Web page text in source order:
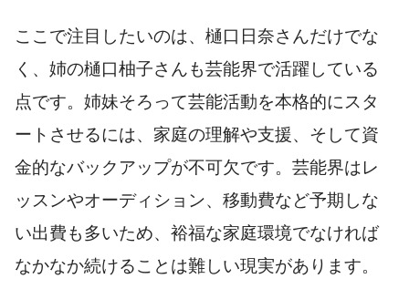
ここで注目したいのは、樋口日奈さんだけでな
く、姉の樋口柚子さんも芸能界で活躍している
点です。姉妹そろって芸能活動を本格的にスタ
ートさせるには、家庭の理解や支援、そして資
金的なバックアップが不可欠です。芸能界はレ
ッスンやオーディション、移動費など予期しな
い出費も多いため、裕福な家庭環境でなければ
なかなか続けることは難しい現実があります。